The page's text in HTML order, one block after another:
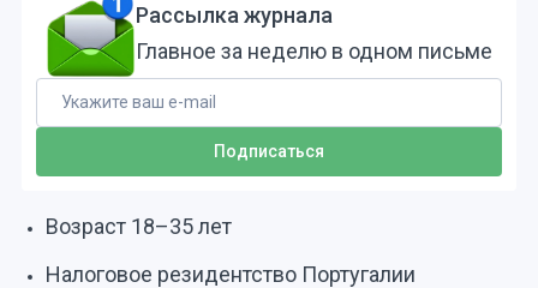
Рассылка журнала
Главное за неделю в одном письме
Возраст 18–35 лет
Налоговое резидентство Португалии